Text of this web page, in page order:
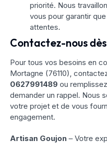
priorité. Nous
vous pour garantir
attentes.
Contactez-nous dès
Pour tous vos besoins en
Mortagne (76110),
0627991489 ou
demander un rappel. Nous
votre projet et de vous
engagement.
Artisan Goujon – Votre